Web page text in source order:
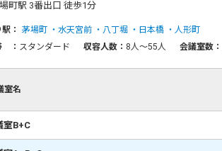
町駅 3番出口 徒歩1分
： 茅場町 水天宮前 八丁堀 日本橋
人形町
： スタンダード 収容人数： 8人〜55人 会議室数：
室名
室B+C